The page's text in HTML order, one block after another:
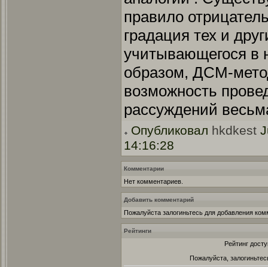
правило
градация тех и
учитывающегося в
образом, ДСМ-
возможность
рассуждений
Опубликовал hkdkest
14:16:28
Комментарии
Нет комментариев.
Добавить комментарий
Пожалуйста залогиньтесь для добавления
Рейтинги
Рейтинг
Пожалуйста,